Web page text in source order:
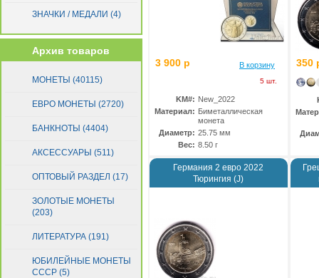
Франция(185)
Хорватия(6)
ЗНАЧКИ / МЕДАЛИ (4)
Архив товаров
МОНЕТЫ (40115)
ЕВРО МОНЕТЫ (2720)
БАНКНОТЫ (4404)
АКСЕССУАРЫ (511)
ОПТОВЫЙ РАЗДЕЛ (17)
ЗОЛОТЫЕ МОНЕТЫ
(203)
ЛИТЕРАТУРА (191)
ЮБИЛЕЙНЫЕ МОНЕТЫ
СССР (5)
3 900 р В корзину
5 шт.
KM#: New_2022
Материал: Биметаллическая
монета
Диаметр: 25.75 мм
Вес: 8.50 г
350
Германия 2 евро 2022
Тюрингия (J)